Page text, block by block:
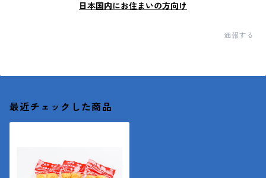
日本国内にお住まいの方向け
通報する
最近チェックした商品